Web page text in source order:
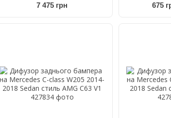
7 475 грн 675